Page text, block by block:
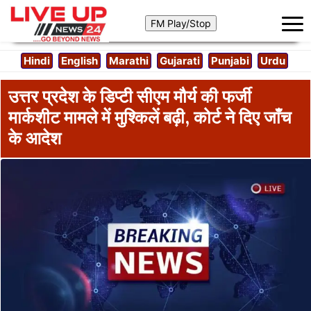
Hindi English Marathi Gujarati Punjabi Urdu
उत्तर प्रदेश के डिप्टी सीएम मौर्य की फर्जी
मार्कशीट मामले में मुश्किलें बढ़ी, कोर्ट ने दिए जाँच
के आदेश